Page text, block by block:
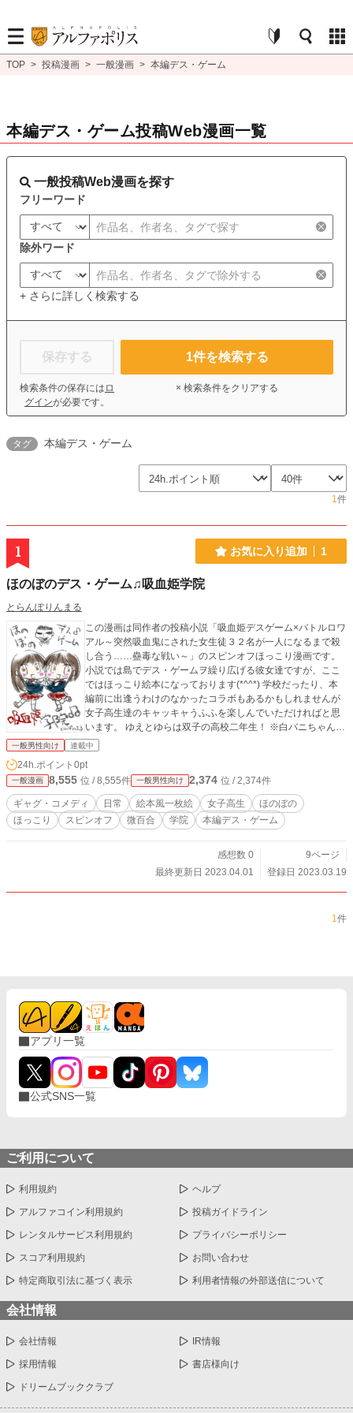
TOP > 投稿漫画 > 一般漫画 > 本編デス・ゲーム
本編デス・ゲーム投稿Web漫画一覧
一般投稿Web漫画を探す
フリーワード
除外ワード
+ さらに詳しく検索する
保存する
検索条件の保存には ロ
グインが必要です。
1件を検索する
× 検索条件をクリアする
タグ 本編デス・ゲーム
1件
1 お気に入り追加 1
ほのぼのデス・ゲーム♫吸血姫学院
とらんぽりんまる
この漫画は同作者の投稿小説「吸血姫デスゲーム×バトルロワ
アル～突然吸血鬼にされた女生徒３２名が一人になるまで殺
し合う……蠱毒な戦い～」のスピンオフほっこり漫画です。
小説では島でデス・ゲームヲ繰り広げる彼女達ですが、ここ
ではほっこり絵本になっております(*^^*) 学校だったり、本
編前に出逢うわけのなかったコラボもあるかもしれませんが
女子高生達のキャッキャうふふを楽しんでいただければと思
います。 ゆえとゆらは双子の高校二年生！ ※白バニちゃんと
いう漫画を別名義で投稿しておりました。
一般男性向け 連載中
24h.ポイント 0pt
一般漫画 8,555 位 / 8,555件 一般男性向け 2,374 位 / 2,374件
ギャグ・コメディ 日常 絵本風一枚絵 女子高生
ほのぼの
ほっこり
スピンオフ 微百合 学院 本編デス・ゲーム
感想数 0
9ページ
最終更新日 2023.04.01
登録日 2023.03.19
1件
アプリ一覧
公式SNS一覧
ご利用について
利用規約 ヘルプ
アルファコイン利用規約 投稿ガイドライン
レンタルサービス利用規約 プライバシーポリシー
スコア利用規約 お問い合わせ
特定商取引法に基づく表示 利用者情報の外部送信について
会社情報
会社情報 IR情報
採用情報 書店様向け
ドリームブッククラブ